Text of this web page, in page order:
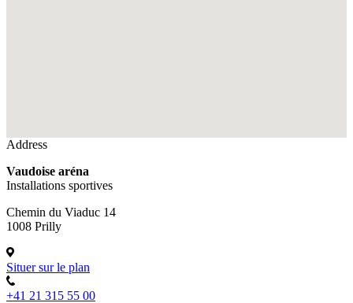
Address
Vaudoise aréna
Installations sportives
Chemin du Viaduc 14
1008 Prilly
Situer sur le plan
+41 21 315 55 00